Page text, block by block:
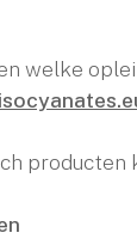
welke
producten